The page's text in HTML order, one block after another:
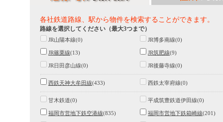
各社鉄道路線、駅から物件を検索することができます。
路線を選択してください（最大3つまで）
JR山陽本線(0) JR博多南線(0)
JR篠栗線(13) JR筑肥線(9)
JR日田彦山線(0) JR後藤寺線(0)
西鉄天神大牟田線(433) 西鉄太宰府線(0)
甘木鉄道(0) 平成筑豊鉄道伊田線(0)
福岡市営地下鉄空港線(835) 福岡市営地下鉄箱崎線(201)